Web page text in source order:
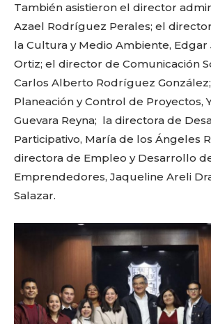
Facebook
Twitter
EmailCopy
Link
Don't
out!
Sing up for our
to stay in the loop.
También asistieron el director
Azael Rodríguez Perales; el
la Cultura y Medio Ambiente, Edgar
Ortiz; el director de Comunicación
Carlos Alberto Rodríguez
Planeación y Control de Proyectos,
Guevara Reyna; la directora de
Participativo, María de los Ángeles
directora de Empleo y Desarrollo
Emprendedores, Jaqueline Areli
Salazar.